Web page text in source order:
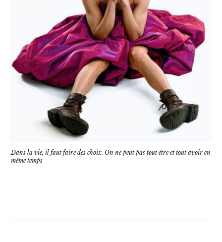
Dans la vie, il faut faire des choix. On ne peut pas tout être et tout avoir en
même temps